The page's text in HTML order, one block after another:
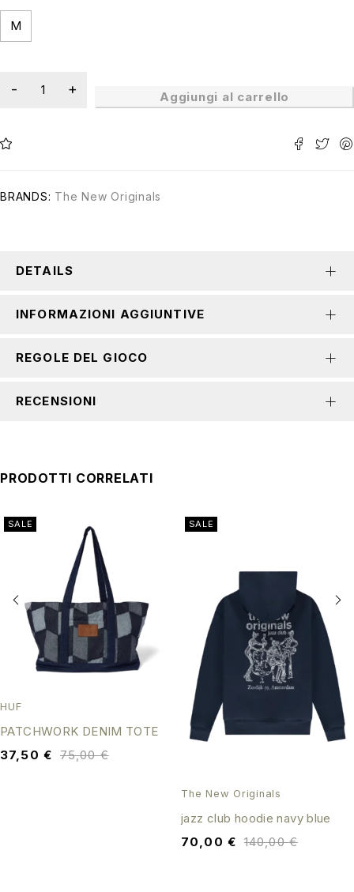
M
Aggiungi al carrello
BRANDS: The New Originals
DETAILS
INFORMAZIONI AGGIUNTIVE
REGOLE DEL GIOCO
RECENSIONI
PRODOTTI CORRELATI
SALE
HUF
PATCHWORK DENIM TOTE
75,00€
37,50 €
SALE
The New Originals
jazz club hoodie navy blue
140,00€
70,00 €